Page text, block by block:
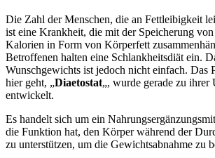
Die Zahl der Menschen, die an Fettleibigkeit
ist eine Krankheit, die mit der Speicherung von
Kalorien in Form von Körperfett
Betroffenen halten eine Schlankheitsdiät ein.
Wunschgewichts ist jedoch nicht einfach. Das
hier geht, „Diaetostat„, wurde gerade zu ihrer
entwickelt.
Es handelt sich um ein
die Funktion hat, den Körper während der
zu unterstützen, um die Gewichtsabnahme zu